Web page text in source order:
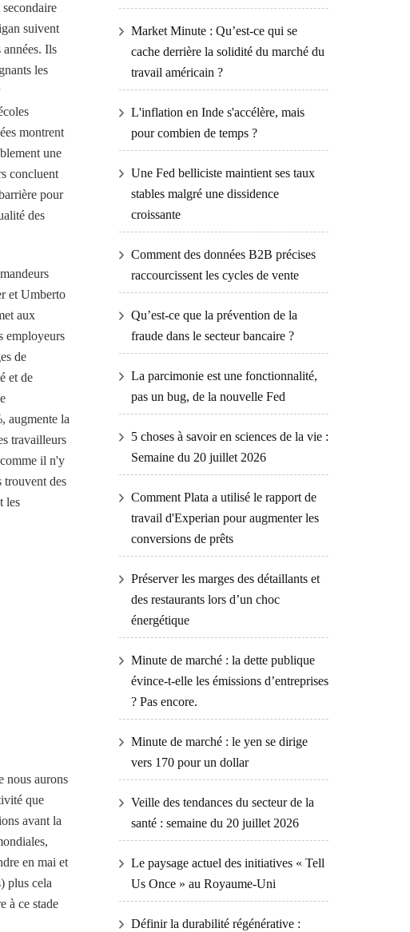
suivent
années. Ils
les
montrent
une
concluent
pour
des
et Umberto
aux
employeurs
de
et de
augmente la
travailleurs
il n'y
trouvent des
les
nous aurons
que
avant la
en mai et
plus cela
à ce stade
Market Minute : Qu’est-ce qui se
cache derrière la solidité du marché du
travail américain ?
L'inflation en Inde s'accélère, mais
pour combien de temps ?
Une Fed belliciste maintient ses taux
stables malgré une dissidence
croissante
Comment des données B2B précises
raccourcissent les cycles de vente
Qu’est-ce que la prévention de la
fraude dans le secteur bancaire ?
La parcimonie est une fonctionnalité,
pas un bug, de la nouvelle Fed
5 choses à savoir en sciences de la vie :
Semaine du 20 juillet 2026
Comment Plata a utilisé le rapport de
travail d'Experian pour augmenter les
conversions de prêts
Préserver les marges des détaillants et
des restaurants lors d’un choc
énergétique
Minute de marché : la dette publique
évince-t-elle les émissions d’entreprises
? Pas encore.
Minute de marché : le yen se dirige
vers 170 pour un dollar
Veille des tendances du secteur de la
santé : semaine du 20 juillet 2026
Le paysage actuel des initiatives « Tell
Us Once » au Royaume-Uni
Définir la durabilité régénérative :